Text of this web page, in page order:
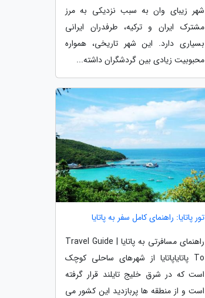
شهر زیبای وان به سبب نزدیکی به مرز
مشترک ایران و ترکیه، طرفدران ایرانی
بسیاری دارد. این شهر تاریخی، همواره
محبوبیت زیادی بین گردشگران داشته...
تور پاتایا: راهنمای کامل سفر به پاتایا
راهنمای مسافرتی به پاتایا | Travel Guide
To پاتایاپاتایا از شهرهای ساحلی کوچک
است که در شرق خلیج تایلند قرار گرفته
است و از منطقه ها پربازدید این کشور می